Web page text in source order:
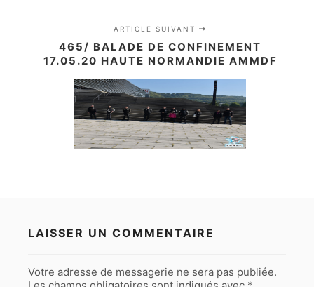
ARTICLE SUIVANT
465/ BALADE DE CONFINEMENT
17.05.20 HAUTE NORMANDIE AMMDF
LAISSER UN COMMENTAIRE
Votre adresse de messagerie ne sera pas publiée.